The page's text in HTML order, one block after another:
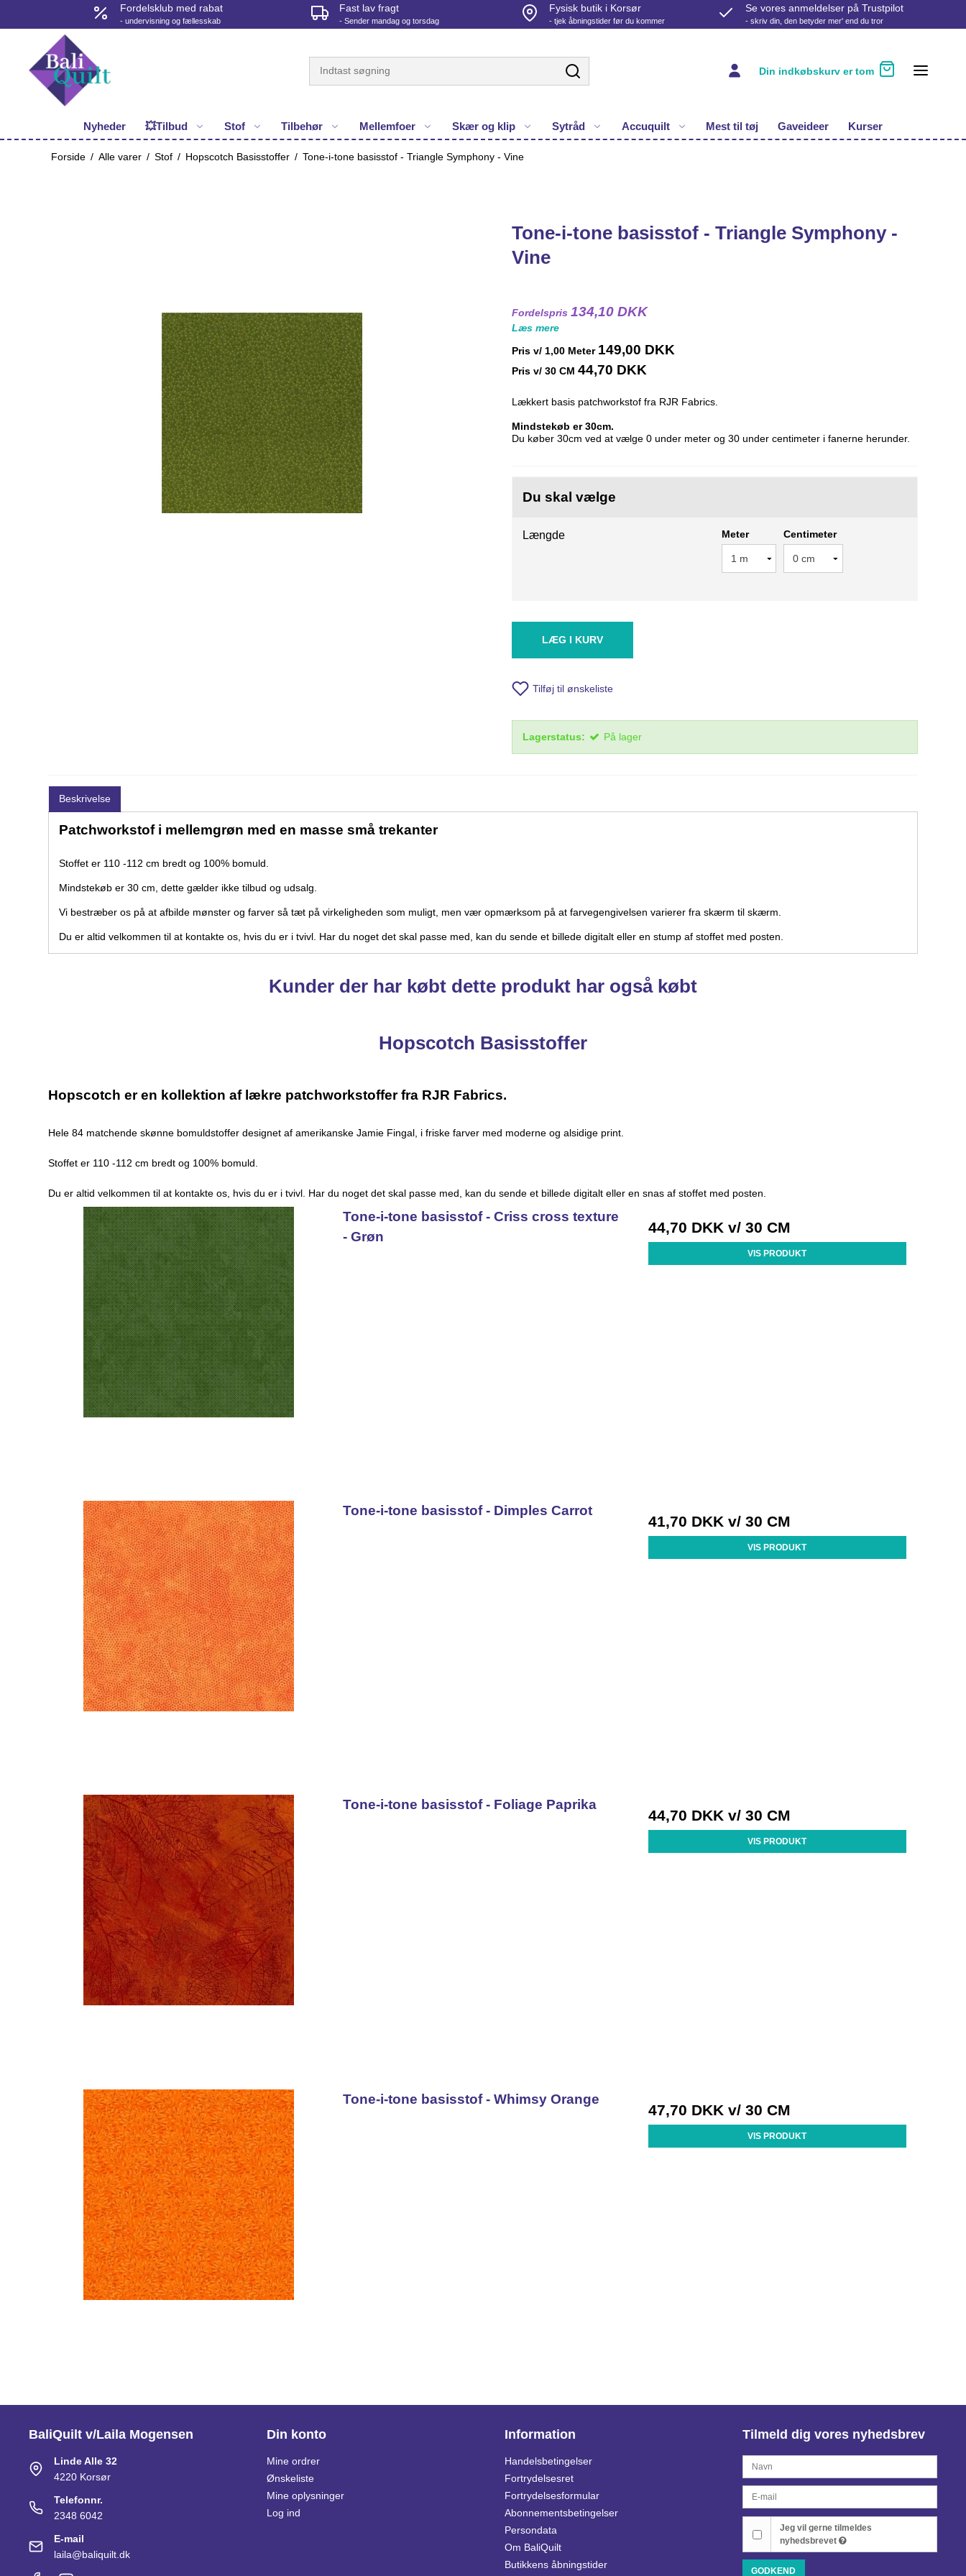
Fordelsklub med rabat
- undervisning og fællesskab
Fast lav fragt
- Sender mandag og torsdag
Fysisk butik i Korsør
- tjek åbningstider før du kommer
Se vores anmeldelser på Trustpilot
- skriv din, den betyder mer' end du tror
Nyheder 💥Tilbud Stof Tilbehør Mellemfoer Skær og klip Sytråd Accuquilt Mest til tøj Gaveideer Kurser
Din indkøbskurv er tom
Forside / Alle varer / Stof / Hopscotch Basisstoffer / Tone-i-tone basisstof - Triangle Symphony - Vine
Tone-i-tone basisstof - Triangle Symphony -
Vine
Fordelspris 134,10 DKK
Læs mere
Pris v/ 1,00 Meter 149,00 DKK
Pris v/ 30 CM 44,70 DKK
Lækkert basis patchworkstof fra RJR Fabrics.
Mindstekøb er 30cm.
Du køber 30cm ved at vælge 0 under meter og 30 under centimeter i fanerne herunder.
Lagerstatus: På lager
Du skal vælge
Længde Meter Centimeter
LÆG I KURV
Tilføj til ønskeliste
Beskrivelse
Patchworkstof i mellemgrøn med en masse små trekanter
Stoffet er 110 -112 cm bredt og 100% bomuld.
Mindstekøb er 30 cm, dette gælder ikke tilbud og udsalg.
Vi bestræber os på at afbilde mønster og farver så tæt på virkeligheden som muligt, men vær opmærksom på at farvegengivelsen varierer fra skærm til skærm.
Du er altid velkommen til at kontakte os, hvis du er i tvivl. Har du noget det skal passe med, kan du sende et billede digitalt eller en stump af stoffet med posten.
Kunder der har købt dette produkt har også købt
Hopscotch Basisstoffer
Hopscotch er en kollektion af lækre patchworkstoffer fra RJR Fabrics.
Hele 84 matchende skønne bomuldstoffer designet af amerikanske Jamie Fingal, i friske farver med moderne og alsidige print.
Stoffet er 110 -112 cm bredt og 100% bomuld.
Du er altid velkommen til at kontakte os, hvis du er i tvivl. Har du noget det skal passe med, kan du sende et billede digitalt eller en snas af stoffet med posten.
Tone-i-tone basisstof - Criss cross texture
- Grøn
44,70 DKKv/ 30 CM
VIS PRODUKT
Tone-i-tone basisstof - Dimples Carrot
41,70 DKKv/ 30 CM
VIS PRODUKT
Tone-i-tone basisstof - Foliage Paprika
44,70 DKKv/ 30 CM
VIS PRODUKT
Tone-i-tone basisstof - Whimsy Orange
47,70 DKKv/ 30 CM
VIS PRODUKT
BaliQuilt v/Laila Mogensen
Linde Alle 32
4220 Korsør
Telefonnr.
2348 6042
E-mail
laila@baliquilt.dk
Din konto
Mine ordrer
Ønskeliste
Mine oplysninger
Log ind
Information
Handelsbetingelser
Fortrydelsesret
Fortrydelsesformular
Abonnementsbetingelser
Persondata
Om BaliQuilt
Butikkens åbningstider
Tilmeld dig vores nyhedsbrev
Jeg vil gerne tilmeldes
nyhedsbrevet
GODKEND